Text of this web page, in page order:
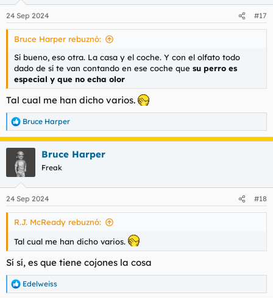
e
s
24 Sep 2024 #17
Bruce Harper rebuznó:
Sí bueno, eso otra. La casa y el coche. Y con el olfato todo
dado de sí te van contando en ese coche que su perro es
especial y que no echa olor
Tal cual me han dicho varios.
R
e
a
e
s
Bruce Harper
Bruce Harper
Freak
24 Sep 2024 #18
R.J. McReady rebuznó:
Tal cual me han dicho varios.
Sí sí, es que tiene cojones la cosa
R
Edelweiss